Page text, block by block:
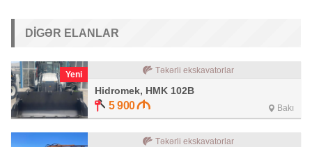
DIGƏR ELANLAR
Yeni Təkərli ekskavatorlar
Hidromek, HMK 102B
5 900 Bakı
Təkərli ekskavatorlar